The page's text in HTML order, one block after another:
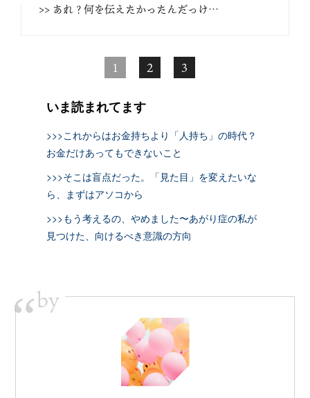
>> あれ？何を伝えたかったんだっけ…
1 2 3
いま読まれてます
>>>これからはお金持ちより「人持ち」の時代？
お金だけあってもできないこと
>>>そこは盲点だった。「見た目」を変えたいな
ら、まずはアソコから
>>>もう考えるの、やめました〜あがり症の私が
見つけた、向けるべき意識の方向
“by